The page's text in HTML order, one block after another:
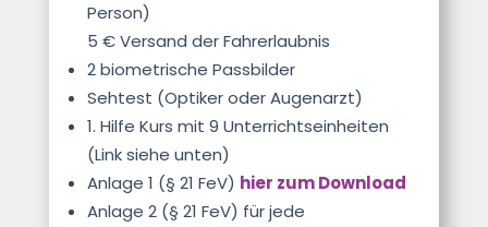
Person)
5 € Versand der Fahrerlaubnis
2 biometrische Passbilder
Sehtest (Optiker oder Augenarzt)
1. Hilfe Kurs mit 9 Unterrichtseinheiten
(Link siehe unten)
Anlage 1 (§ 21 FeV) hier zum Download
Anlage 2 (§ 21 FeV) für jede